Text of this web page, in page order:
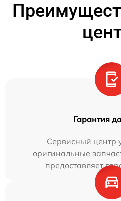
Гарантия
Сервисный центр
оригинальные
предоставляет